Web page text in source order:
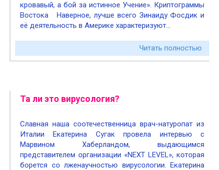
кровавый, а бой за истинное Учение». Криптограммы
Востока Наверное, лучше всего Зинаиду Фосдик и
её деятельность в Америке характеризуют…
Читать полностью
Та ли это вирусология?
Славная наша соотечественница врач-натуропат из
Италии Екатерина Сугак провела интервью с
Марвином Хаберландом, выдающимся
представителем организации «NEXT LEVEL», которая
борется со лженаучностью вирусологии. Екатерина